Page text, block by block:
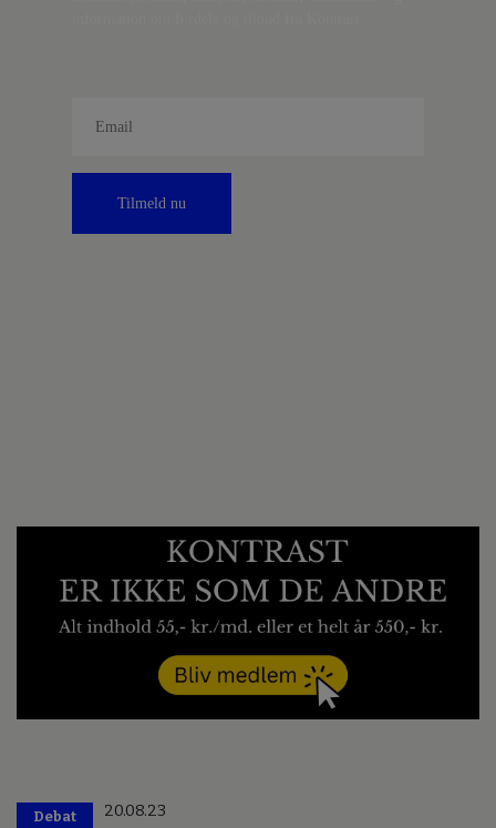
Tilmeld nu
Debat 20.08.23